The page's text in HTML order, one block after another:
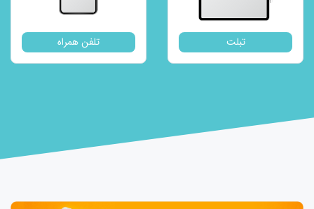
تبلت تلفن همراه